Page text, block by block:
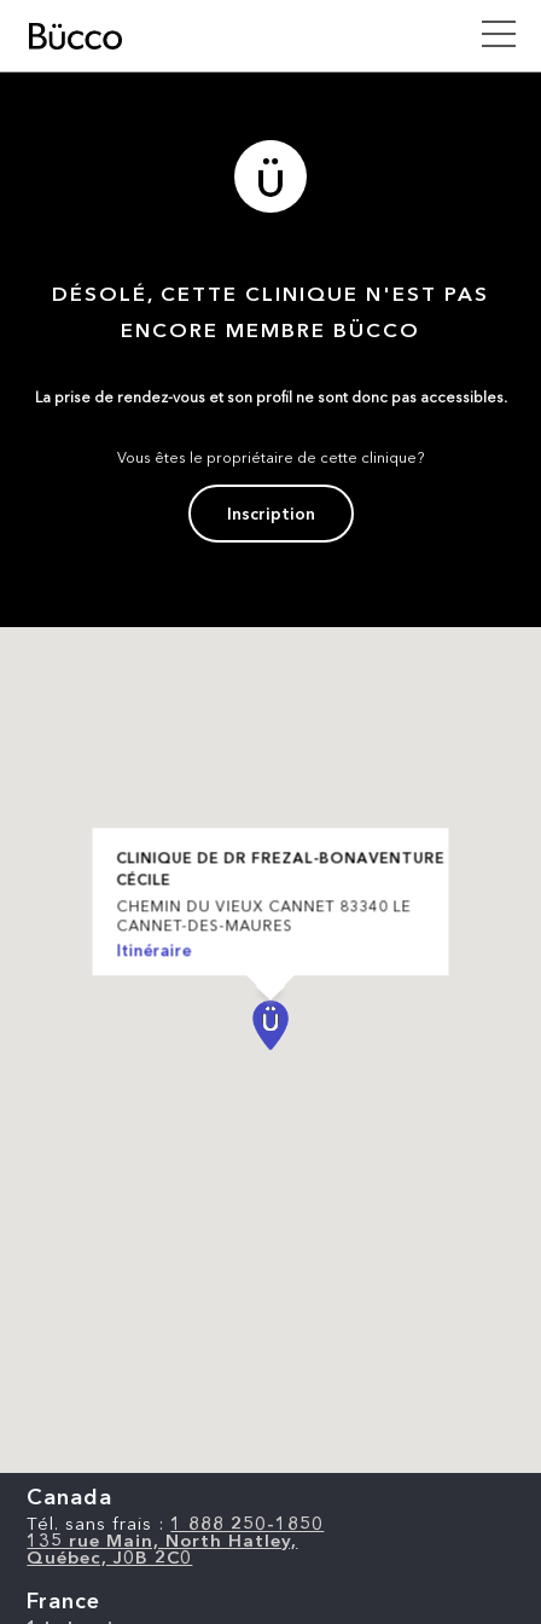
DÉSOLÉ, CETTE CLINIQUE N'EST PAS
ENCORE MEMBRE BÜCCO
La prise de rendez-vous et son profil ne sont donc pas accessibles.
Vous êtes le propriétaire de cette clinique?
Inscription
CLINIQUE DE DR FREZAL-BONAVENTURE
CÉCILE
CHEMIN DU VIEUX CANNET 83340 LE
CANNET-DES-MAURES
Itinéraire
Canada
Tél. sans frais : 1 888 250-1850
135 rue Main, North Hatley,
Québec, J0B 2C0
France